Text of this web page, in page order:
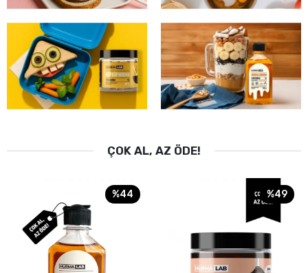
ÇOK AL, AZ ÖDE!
%44 %49